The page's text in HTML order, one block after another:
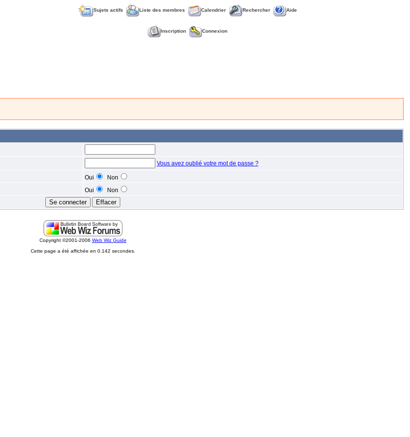
Sujets actifs Liste des membres Calendrier Rechercher Aide
Inscription Connexion
Vous avez oublié votre mot de passe ?
Oui
Non
Oui Non
Copyright ©2001-2006 Web Wiz Guide
Cette page a été affichée en 0.142 secondes.